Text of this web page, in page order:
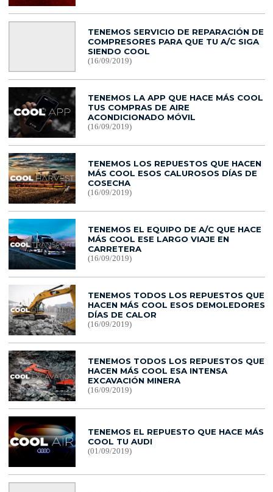
TENEMOS SERVICIO DE REPARACIÓN DE
COMPRESORES PARA QUE TU A/C SIGA
SIENDO COOL
(16/09/2019)
TENEMOS LA APP QUE HACE MÁS COOL
TUS COMPRAS DE AIRE
ACONDICIONADO MÓVIL
(16/09/2019)
TENEMOS LOS REPUESTOS QUE HACEN
MÁS COOL ESOS CALUROSOS DÍAS DE
COSECHA
(16/09/2019)
TENEMOS EL EQUIPO DE A/C QUE HACE
MÁS COOL ESE LARGO VIAJE EN
CARRETERA
(16/09/2019)
TENEMOS TODOS LOS REPUESTOS QUE
HACEN MÁS COOL ESOS DEMOLEDORES
DÍAS DE CALOR
(16/09/2019)
TENEMOS TODOS LOS REPUESTOS QUE
HACEN MÁS COOL ESA INTENSA
EXCAVACIÓN MINERA
(16/09/2019)
TENEMOS EL REPUESTO QUE HACE MÁS
COOL TU AUDI
(01/09/2019)